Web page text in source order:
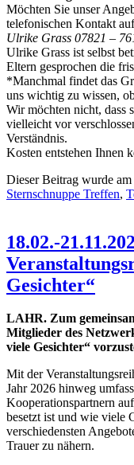
Möchten Sie unser
telefonischen Kontakt
Ulrike Grass 07821 –
Ulrike Grass ist selbst
Eltern gesprochen die
*Manchmal findet das
uns wichtig zu wissen,
Wir möchten nicht, dass
vielleicht vor
Verständnis.
Kosten entstehen Ihnen
Dieser Beitrag wurde am
Sternschnuppe Treffen,
18.02.-
Gesichter“
LAHR. Zum
Mitglieder des
viele Gesichter“
Mit der
Jahr 2026 hinweg
Kooperationspartnern
besetzt ist und wie viele
verschiedensten
Trauer zu nähern.